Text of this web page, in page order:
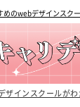
めのwebデザインスク
ザインスクールが